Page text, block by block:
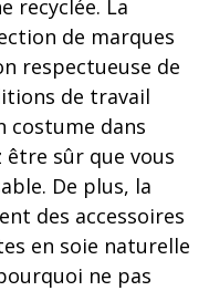
recyclée. La
de marques
respectueuse de
de travail
costume dans
sûr que vous
De plus, la
des accessoires
en soie naturelle
ne pas